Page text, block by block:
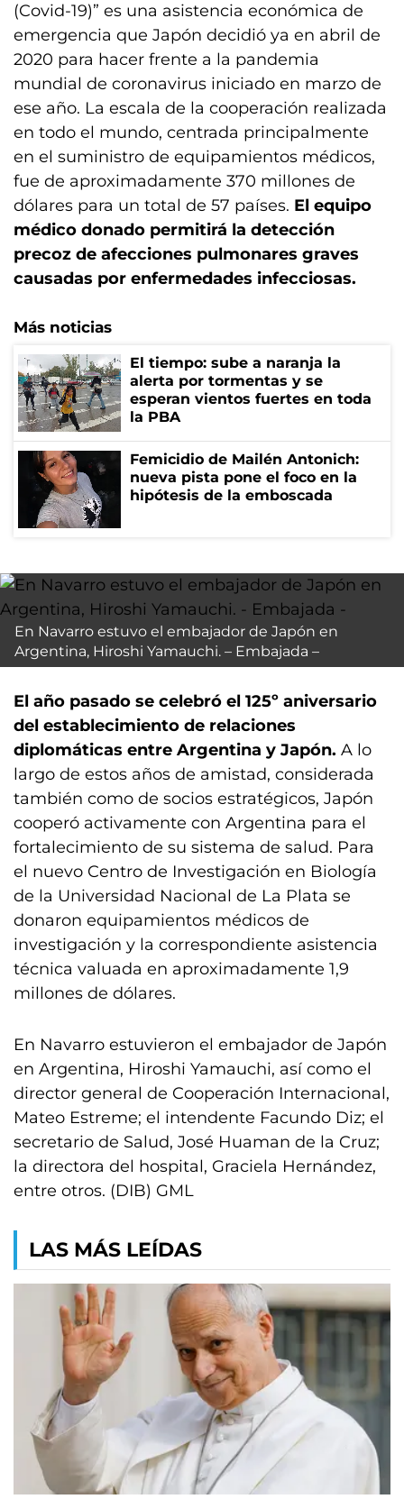
(Covid-19)” es una asistencia económica de
emergencia que Japón decidió ya en abril de
2020 para hacer frente a la pandemia
mundial de coronavirus iniciado en marzo de
ese año. La escala de la cooperación realizada
en todo el mundo, centrada principalmente
en el suministro de equipamientos médicos,
fue de aproximadamente 370 millones de
dólares para un total de 57 países. El equipo
médico donado permitirá la detección
precoz de afecciones pulmonares graves
causadas por enfermedades infecciosas.
Más noticias
El tiempo: sube a naranja la
alerta por tormentas y se
esperan vientos fuertes en toda
la PBA
Femicidio de Mailén Antonich:
nueva pista pone el foco en la
hipótesis de la emboscada
En Navarro estuvo el embajador de Japón en
Argentina, Hiroshi Yamauchi. – Embajada –
El año pasado se celebró el 125º aniversario
del establecimiento de relaciones
diplomáticas entre Argentina y Japón. A lo
largo de estos años de amistad, considerada
también como de socios estratégicos, Japón
cooperó activamente con Argentina para el
fortalecimiento de su sistema de salud. Para
el nuevo Centro de Investigación en Biología
de la Universidad Nacional de La Plata se
donaron equipamientos médicos de
investigación y la correspondiente asistencia
técnica valuada en aproximadamente 1,9
millones de dólares.
En Navarro estuvieron el embajador de Japón
en Argentina, Hiroshi Yamauchi, así como el
director general de Cooperación Internacional,
Mateo Estreme; el intendente Facundo Diz; el
secretario de Salud, José Huaman de la Cruz;
la directora del hospital, Graciela Hernández,
entre otros. (DIB) GML
LAS MÁS LEÍDAS